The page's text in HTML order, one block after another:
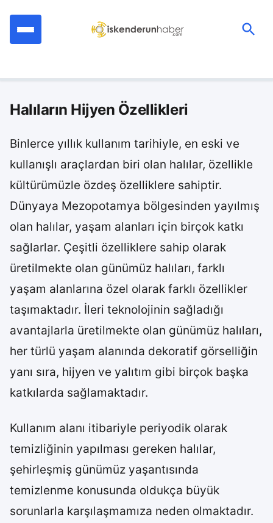
Halıların Hijyen Özellikleri
Binlerce yıllık kullanım tarihiyle, en eski ve
kullanışlı araçlardan biri olan halılar, özellikle
kültürümüzle özdeş özelliklere sahiptir.
Dünyaya Mezopotamya bölgesinden yayılmış
olan halılar, yaşam alanları için birçok katkı
sağlarlar. Çeşitli özelliklere sahip olarak
üretilmekte olan günümüz halıları, farklı
yaşam alanlarına özel olarak farklı özellikler
taşımaktadır. İleri teknolojinin sağladığı
avantajlarla üretilmekte olan günümüz halıları,
her türlü yaşam alanında dekoratif görselliğin
yanı sıra, hijyen ve yalıtım gibi birçok başka
katkılarda sağlamaktadır.
Kullanım alanı itibariyle periyodik olarak
temizliğinin yapılması gereken halılar,
şehirleşmiş günümüz yaşantısında
temizlenme konusunda oldukça büyük
sorunlarla karşılaşmamıza neden olmaktadır.